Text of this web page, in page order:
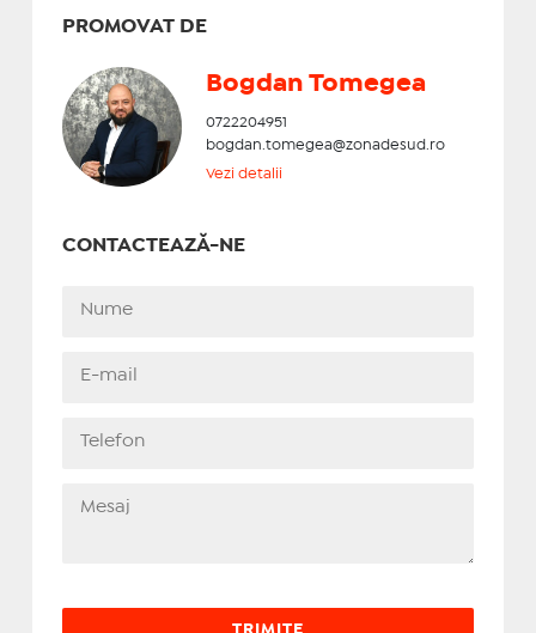
PROMOVAT DE
Bogdan Tomegea
0722204951
bogdan.tomegea@zonadesud.ro
Vezi detalii
CONTACTEAZĂ-NE